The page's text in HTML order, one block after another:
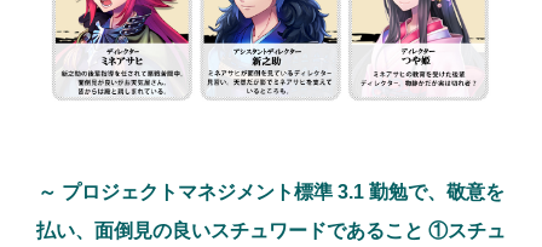
～ プロジェクトマネジメント標準 3.1 勤勉で、敬意を
払い、面倒見の良いスチュワードであること ①スチュ